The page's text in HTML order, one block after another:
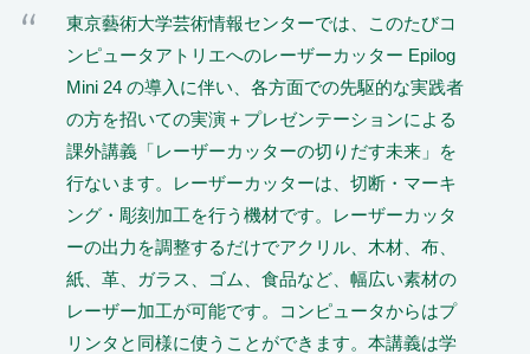
東京藝術大学芸術情報センターでは、このたびコ
ンピュータアトリエへのレーザーカッター Epilog
Mini 24 の導入に伴い、各方面での先駆的な実践者
の方を招いての実演＋プレゼンテーションによる
課外講義「レーザーカッターの切りだす未来」を
行ないます。レーザーカッターは、切断・マーキ
ング・彫刻加工を行う機材です。レーザーカッタ
ーの出力を調整するだけでアクリル、木材、布、
紙、革、ガラス、ゴム、食品など、幅広い素材の
レーザー加工が可能です。コンピュータからはプ
リンタと同様に使うことができます。本講義は学